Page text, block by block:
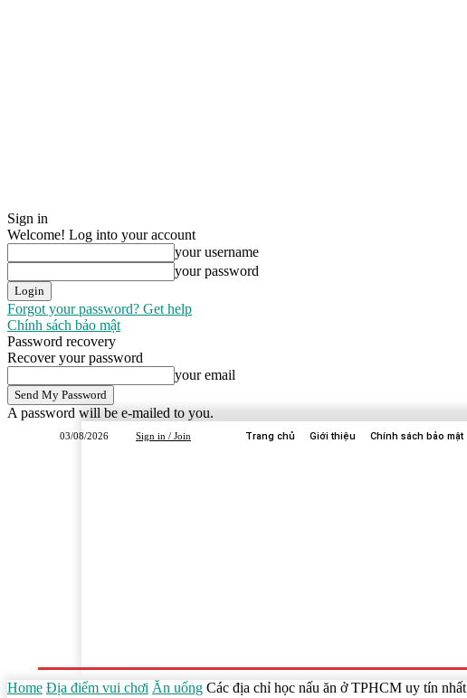
Sign in
Welcome! Log into your account
your username
your password
Forgot your password? Get help
Chính sách bảo mật
Password recovery
Recover your password
your email
A password will be e-mailed to you.
03/08/2026 Sign in / Join Trang chủ Giới thiệu Chính sách bảo mật
Home Địa điểm vui chơi Ăn uống Các địa chỉ học nấu ăn ở TPHCM uy tín nhất